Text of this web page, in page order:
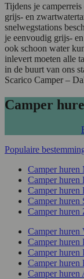
Tijdens je
grijs- en
snelwegstations
je eenvoudig grijs-
ook schoon water
inlevert moeten alle
in de buurt van ons
Scarico Camper –
Camper
Populaire
Camper huren
Camper huren
Camper huren
Camper huren
Camper huren
Camper
Camper huren
Camper huren
Camper huren
Camper huren